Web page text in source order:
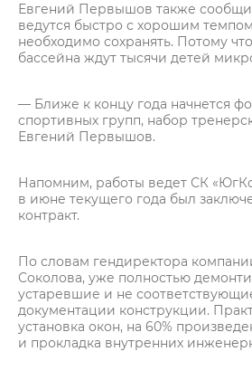
Евгений Первышов также
ведутся быстро с хорошим
необходимо сохранять. Потому
бассейна ждут тысячи детей
— Ближе к концу года начнется
спортивных групп, набор
Евгений Первышов.
Напомним, работы ведет СК
в июне текущего года был
контракт.
По словам гендиректора
Соколова, уже полностью
устаревшие и не
документации конструкции.
установка окон, на 60%
и прокладка внутренних